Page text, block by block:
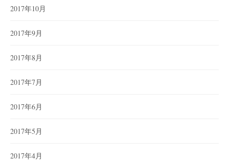
2017年10月
2017年9月
2017年8月
2017年7月
2017年6月
2017年5月
2017年4月